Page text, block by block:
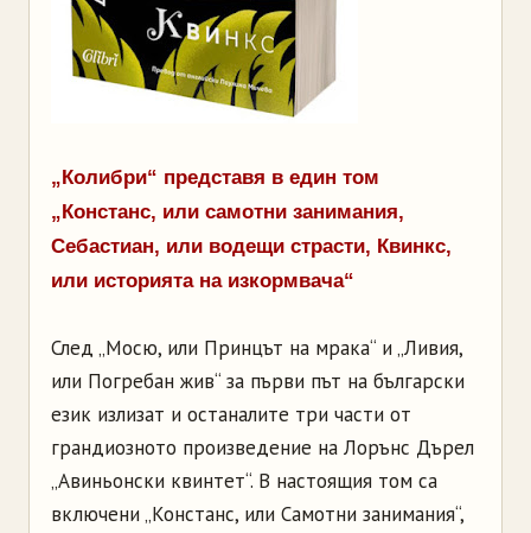
„Колибри“ представя в един том
„Констанс, или самотни занимания,
Себастиан, или водещи страсти, Квинкс,
или историята на изкормвача“
След „Мосю, или Принцът на мрака“ и „Ливия,
или Погребан жив“ за първи път на български
език излизат и останалите три части от
грандиозното произведение на Лорънс Дърел
„Авиньонски квинтет“. В настоящия том са
включени „Констанс, или Самотни занимания“,